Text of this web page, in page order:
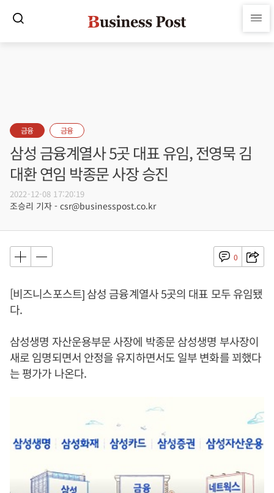
금융 금융
삼성 금융계열사 5곳 대표 유임, 전영묵 김
대환 연임 박종문 사장 승진
2022-12-08 17:20:19
조승리 기자 - csr@businesspost.co.kr
0
[비즈니스포스트] 삼성 금융계열사 5곳의 대표 모두 유임됐
다.
삼성생명 자산운용부문 사장에 박종문 삼성생명 부사장이
새로 임명되면서 안정을 유지하면서도 일부 변화를 꾀했다
는 평가가 나온다.